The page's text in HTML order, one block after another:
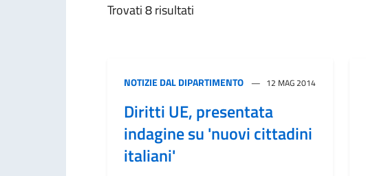
Trovati 8 risultati
NOTIZIE DAL DIPARTIMENTO 12 MAG 2014
Diritti UE, presentata
indagine su 'nuovi cittadini
italiani'